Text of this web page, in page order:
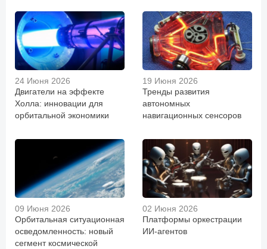
24 Июня 2026
Двигатели на эффекте
Холла: инновации для
орбитальной экономики
19 Июня 2026
Тренды развития
автономных
навигационных сенсоров
09 Июня 2026
Орбитальная ситуационная
осведомленность: новый
сегмент космической
02 Июня 2026
Платформы оркестрации
ИИ-агентов